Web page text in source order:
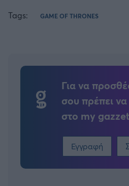
Tags: GAME OF THRONES
Για να
σου πρέπει
στο my
Εγγραφή